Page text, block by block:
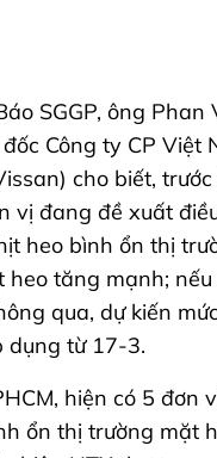
SGGP, ông Phan
Công ty CP Việt
cho biết,
vị đang đề xuất
heo bình ổn thị
tăng mạnh; nếu
qua, dự kiến
dụng từ 17-3.
hiện có 5 đơn
ổn thị trường mặt